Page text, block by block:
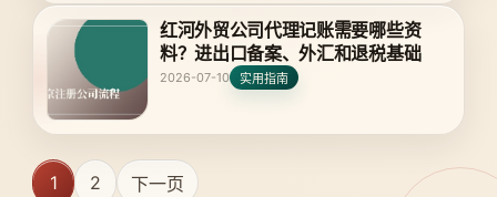
红河外贸公司代理记账需要哪些资
料？进出口备案、外汇和退税基础
2026-07-10 实用指南
1 2 下一页